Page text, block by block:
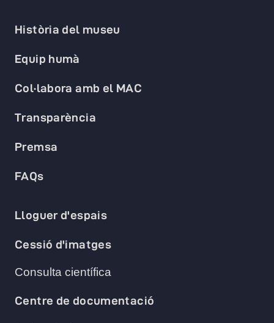
Història del museu
Equip humà
Col·labora amb el MAC
Transparència
Premsa
FAQs
Lloguer d'espais
Cessió d'imatges
Consulta científica
Centre de documentació